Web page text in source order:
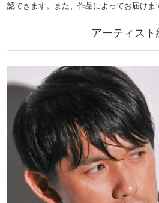
認できます。また、作品によってお届けま
アーティスト